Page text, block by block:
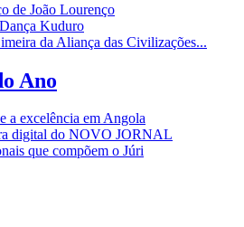
de João Lourenço
Kuduro
da Aliança das Civilizações...
Ano
a excelência em Angola
digital do NOVO JORNAL
que compõem o Júri